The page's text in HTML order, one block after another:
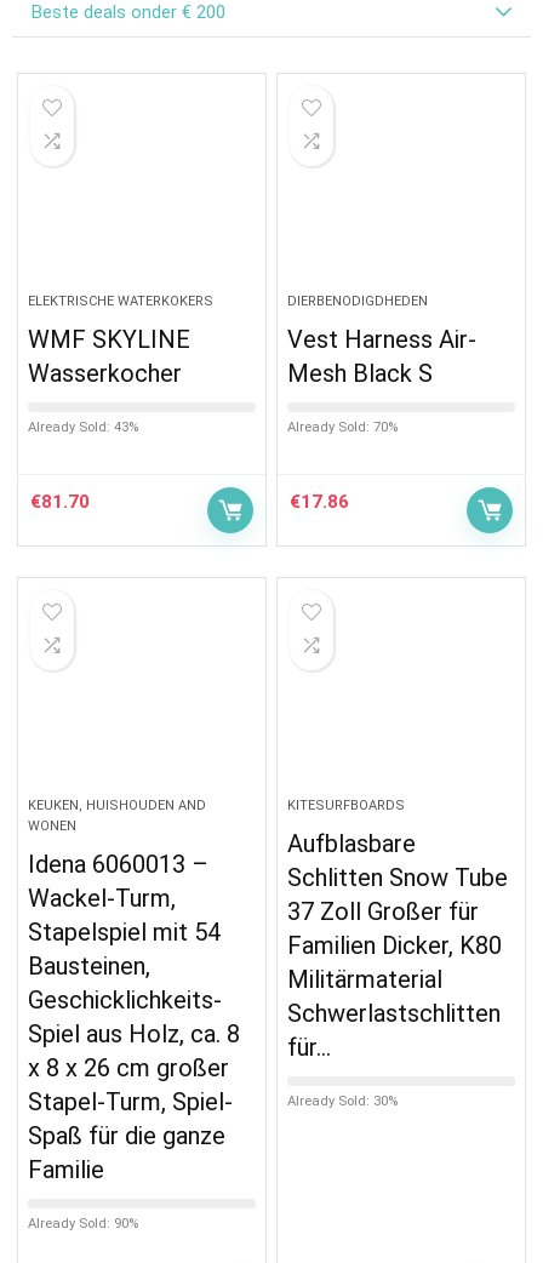
Beste deals onder € 200
ELEKTRISCHE WATERKOKERS
WMF SKYLINE
Wasserkocher
Already Sold: 43%
€81.70
DIERBENODIGDHEDEN
Vest Harness Air-
Mesh Black S
Already Sold: 70%
€17.86
KEUKEN, HUISHOUDEN AND
WONEN
Idena 6060013 –
Wackel-Turm,
Stapelspiel mit 54
Bausteinen,
Geschicklichkeits-
Spiel aus Holz, ca. 8
x 8 x 26 cm großer
Stapel-Turm, Spiel-
Spaß für die ganze
Familie
Already Sold: 90%
KITESURFBOARDS
Aufblasbare
Schlitten Snow Tube
37 Zoll Großer für
Familien Dicker, K80
Militärmaterial
Schwerlastschlitten
für…
Already Sold: 30%